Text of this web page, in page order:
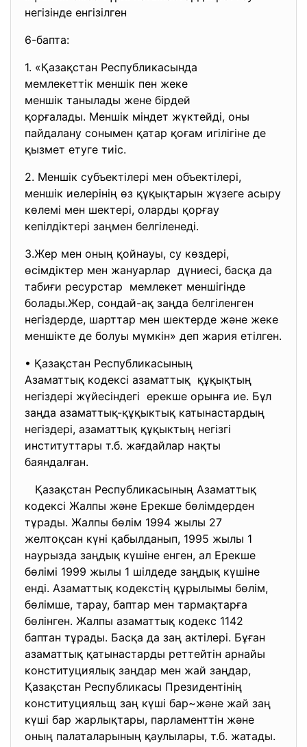
негізінде енгізілген
6-бапта:
1. «Қазақстан Республикасында
мемлекеттік меншік пен жеке
меншік танылады жене бірдей
қорғалады. Меншік міндет жүктейді, оны
пайдалану сонымен қатар қоғам игілігіне де
қызмет етуге тиіс.
2. Меншік субъектілері мен объектілері,
меншік иелерінің өз құқықтарын жүзеге асыру
көлемі мен шектері, оларды қорғау
кепілдіктері заңмен белгіленеді.
З.Жер мен оның қойнауы, су көздері,
өсімдіктер мен жануарлар дүниесі, басқа да
табиғи ресурстар мемлекет меншігінде
болады.Жер, сондай-ақ заңда белгіленген
негіздерде, шарттар мен шектерде және жеке
меншікте де болуы мүмкін» деп жария етілген.
• Қазақстан Республикасының
Азаматтық кодексі азаматтық құқықтың
негіздері жүйесіндегі ерекше орынға ие. Бұл
заңда азаматтық-құқыктық катынастардың
негіздері, азаматтық құқыктың негізгі
институттары т.б. жағдайлар нақты
баяндалған.
Қазақстан Республикасының Азаматтық
кодексі Жалпы және Ерекше бөлімдерден
тұрады. Жалпы бөлім 1994 жылы 27
желтоқсан күні қабылданып, 1995 жылы 1
наурызда заңдық күшіне енген, ал Ерекше
бөлімі 1999 жылы 1 шілдеде заңдық күшіне
енді. Азаматтық кодекстің құрылымы бөлім,
бөлімше, тарау, баптар мен тармақтарға
бөлінген. Жалпы азаматтық кодекс 1142
баптан тұрады. Басқа да заң актілері. Бұған
азаматтық қатынастарды реттейтін арнайы
конституциялық заңдар мен жай заңдар,
Қазақстан Республикасы Президентінің
конституцияльщ заң күші бар~және жай заң
күші бар жарлықтары, парламенттін және
оның палаталарының қаулылары, т.б. жатады.